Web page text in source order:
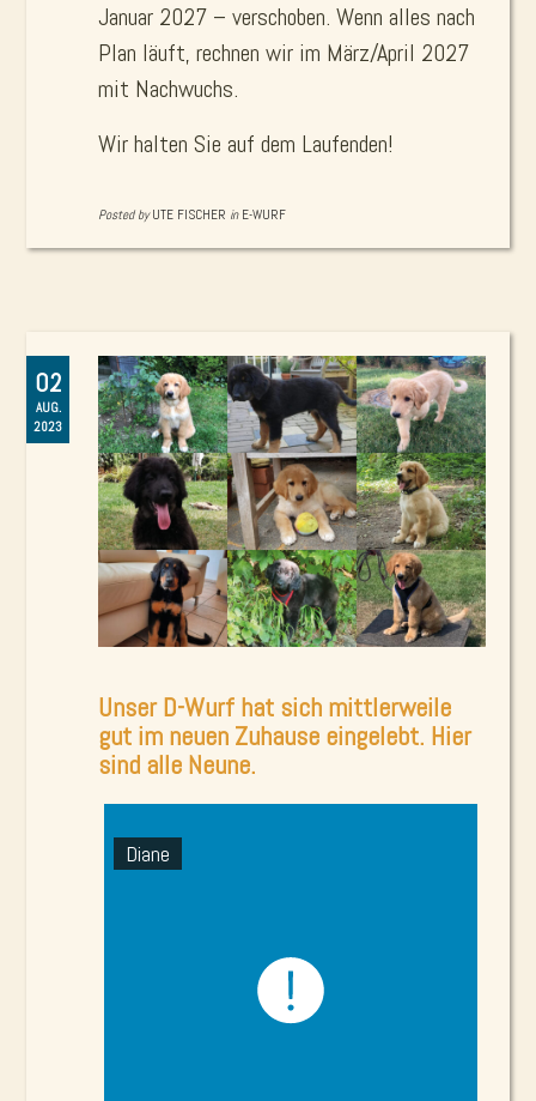
Januar 2027 – verschoben. Wenn alles nach
Plan läuft, rechnen wir im März/April 2027
mit Nachwuchs.
Wir halten Sie auf dem Laufenden!
Posted by UTE FISCHER in E-WURF
02
AUG.
2023
Unser D-Wurf hat sich mittlerweile
gut im neuen Zuhause eingelebt. Hier
sind alle Neune.
Diane